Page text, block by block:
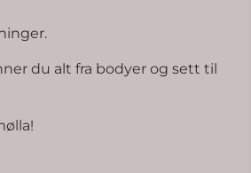
du alt fra bodyer og sett til